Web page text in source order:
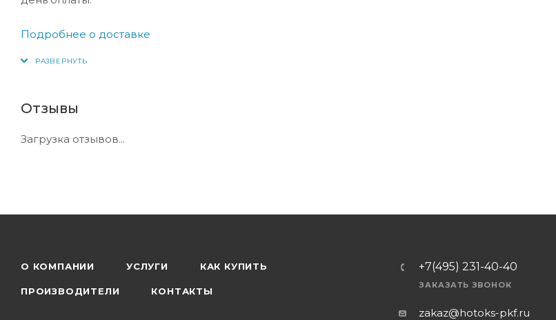
Подробнее о доставке
Отзывы
Загрузка отзывов...
О КОМПАНИИ УСЛУГИ КАК КУПИТЬ
ПРОИЗВОДИТЕЛИ КОНТАКТЫ
+7(495) 231-40-40
ЗАКАЗАТЬ ЗВОНОК
zakaz@hotoks-pkf.ru